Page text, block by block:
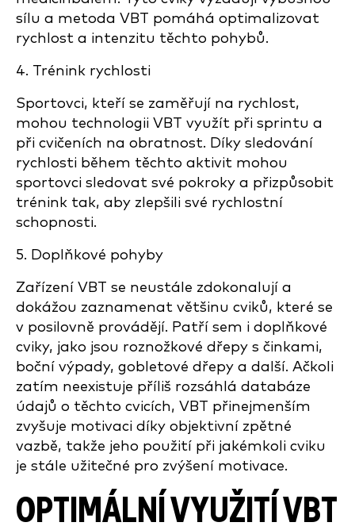
sílu a metoda VBT pomáhá optimalizovat
rychlost a intenzitu těchto pohybů.
4. Trénink rychlosti
Sportovci, kteří se zaměřují na rychlost,
mohou technologii VBT využít při sprintu a
při cvičeních na obratnost. Díky sledování
rychlosti během těchto aktivit mohou
sportovci sledovat své pokroky a přizpůsobit
trénink tak, aby zlepšili své rychlostní
schopnosti.
5. Doplňkové pohyby
Zařízení VBT se neustále zdokonalují a
dokážou zaznamenat většinu cviků, které se
v posilovně provádějí. Patří sem i doplňkové
cviky, jako jsou roznožkové dřepy s činkami,
boční výpady, gobletové dřepy a další. Ačkoli
zatím neexistuje příliš rozsáhlá databáze
údajů o těchto cvicích, VBT přinejmenším
zvyšuje motivaci díky objektivní zpětné
vazbě, takže jeho použití při jakémkoli cviku
je stále užitečné pro zvýšení motivace.
OPTIMÁLNÍ VYUŽITÍ VBT